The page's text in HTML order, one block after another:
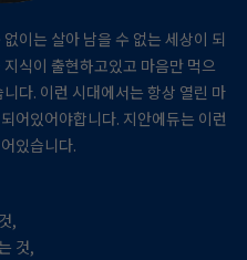
이는 살아 남을 수 없는 세상이 되
식이 출현하고있고 마음만 먹으
다. 이런 시대에서는 항상 열린 마
어있어야합니다. 지안에듀는 이런
있습니다.
,
것,